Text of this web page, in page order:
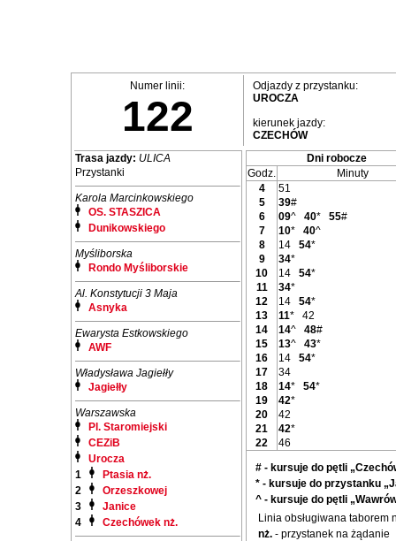
Numer linii:
122
Odjazdy z przystanku:
UROCZA
kierunek jazdy:
CZECHÓW
Trasa jazdy: ULICA
Przystanki
Karola Marcinkowskiego
OS. STASZICA
Dunikowskiego
Myśliborska
Rondo Myśliborskie
Al. Konstytucji 3 Maja
Asnyka
Ewarysta Estkowskiego
AWF
Władysława Jagiełły
Jagiełły
Warszawska
Pl. Staromiejski
CEZiB
Urocza
1
Ptasia nż.
2
Orzeszkowej
3
Janice
4
Czechówek nż.
Dni robocze
Godz.
Minuty
4
51
5
39#
6
09^ 40* 55#
7
10* 40^
8
14 54*
9
34*
10
14 54*
11
34*
12
14 54*
13
11*
42
14
14^ 48#
15
13^ 43*
16
14 54*
17
34
18
14* 54*
19
42*
20
42
21
42*
22
46
# - kursuje do pętli
* - kursuje do przystanku
^ - kursuje do pętli
Linia obsługiwana taborem
nż. - przystanek na żądanie